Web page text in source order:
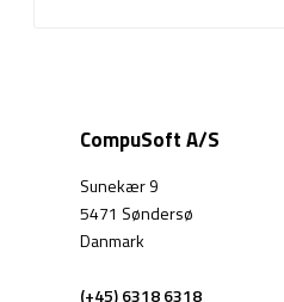
CompuSoft A/S
Sunekær 9
5471 Søndersø
Danmark
(+45) 6318 6318